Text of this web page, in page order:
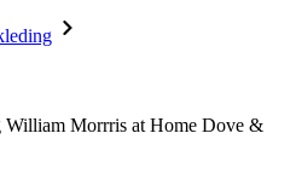
William Morrris at Home Dove &